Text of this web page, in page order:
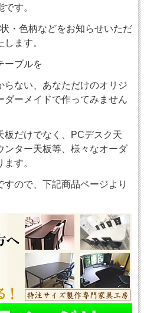
す。
・色柄などをお知らせいただ
ます。
ーブルを
らない、あなただけのオリジ
ダーメイドで作ってみません
板だけでなく、PCデスク天
ンター天板等、様々なオーダ
す。
ので、下記商品ページより